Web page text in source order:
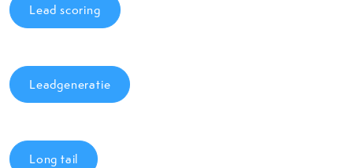
Lead scoring
Leadgeneratie
Long tail